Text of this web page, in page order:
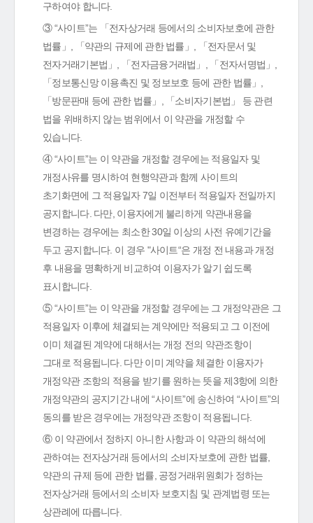
구하여야 합니다.
③ “사이트”는 「전자상거래 등에서의 소비자보호에 관한
법률」, 「약관의 규제에 관한 법률」, 「전자문서 및
전자거래기본법」, 「전자금융거래법」, 「전자서명법」,
「정보통신망 이용촉진 및 정보보호 등에 관한 법률」,
「방문판매 등에 관한 법률」, 「소비자기본법」 등 관련
법을 위배하지 않는 범위에서 이 약관을 개정할 수
있습니다.
④ “사이트”는 이 약관을 개정할 경우에는 적용일자 및
개정사유를 명시하여 현행약관과 함께 사이트의
초기화면에 그 적용일자 7일 이전부터 적용일자 전일까지
공지합니다. 다만, 이용자에게 불리하게 약관내용을
변경하는 경우에는 최소한 30일 이상의 사전 유예기간을
두고 공지합니다. 이 경우 "사이트“은 개정 전 내용과 개정
후 내용을 명확하게 비교하여 이용자가 알기 쉽도록
표시합니다.
⑤ “사이트”는 이 약관을 개정할 경우에는 그 개정약관은 그
적용일자 이후에 체결되는 계약에만 적용되고 그 이전에
이미 체결된 계약에 대해서는 개정 전의 약관조항이
그대로 적용됩니다. 다만 이미 계약을 체결한 이용자가
개정약관 조항의 적용을 받기를 원하는 뜻을 제3항에 의한
개정약관의 공지기간 내에 “사이트”에 송신하여 “사이트”의
동의를 받은 경우에는 개정약관 조항이 적용됩니다.
⑥ 이 약관에서 정하지 아니한 사항과 이 약관의 해석에
관하여는 전자상거래 등에서의 소비자보호에 관한 법률,
약관의 규제 등에 관한 법률, 공정거래위원회가 정하는
전자상거래 등에서의 소비자 보호지침 및 관계법령 또는
상관례에 따릅니다.